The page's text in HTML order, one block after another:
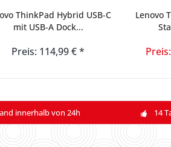
ThinkPad Hybrid USB-C
mit USB-A Dock...
Preis: 114,99 € *
Lenovo
innerhalb von 24h 14